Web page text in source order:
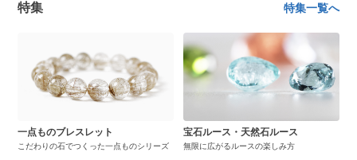
特集 特集一覧へ
一点ものブレスレット
こだわりの石でつくった一点ものシリーズ
宝石ルース・天然石ルース
無限に広がるルースの楽しみ方